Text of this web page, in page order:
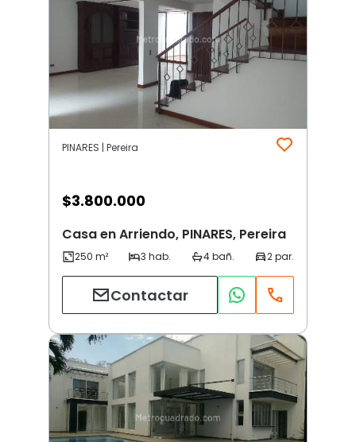
PINARES | Pereira
$3.800.000
Casa en Arriendo, PINARES, Pereira
Contactar